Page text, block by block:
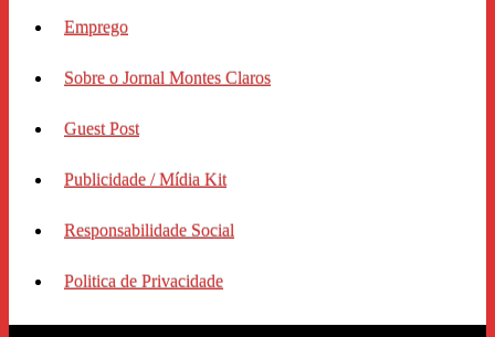
Emprego
Sobre o Jornal Montes Claros
Guest Post
Publicidade / Mídia Kit
Responsabilidade Social
Politica de Privacidade